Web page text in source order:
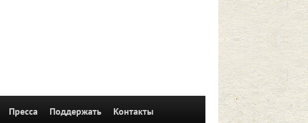
Пресса Поддержать Контакты